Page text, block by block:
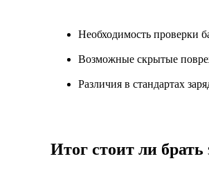
Необходимость проверки
Возможные скрытые
Различия в стандартах
Итог стоит ли